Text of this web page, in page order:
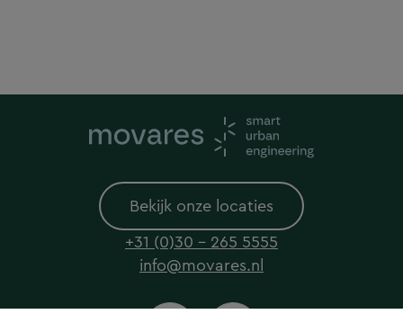
Bekijk onze locaties
+31 (0)30 - 265 5555
info@movares.nl